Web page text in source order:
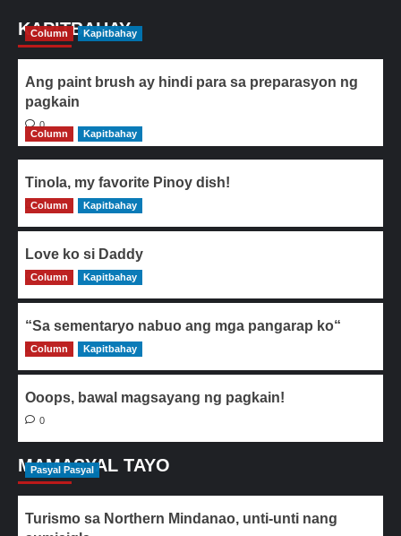
KAPITBAHAY
Column Kapitbahay
Ang paint brush ay hindi para sa preparasyon ng
pagkain
0
Column
Kapitbahay
Tinola, my favorite Pinoy dish!
0
Column Kapitbahay
Love ko si Daddy
0
Column Kapitbahay
“Sa sementaryo nabuo ang mga pangarap ko“
0
Column Kapitbahay
Ooops, bawal magsayang ng pagkain!
0
MAMASYAL TAYO
Pasyal Pasyal
Turismo sa Northern Mindanao, unti-unti nang